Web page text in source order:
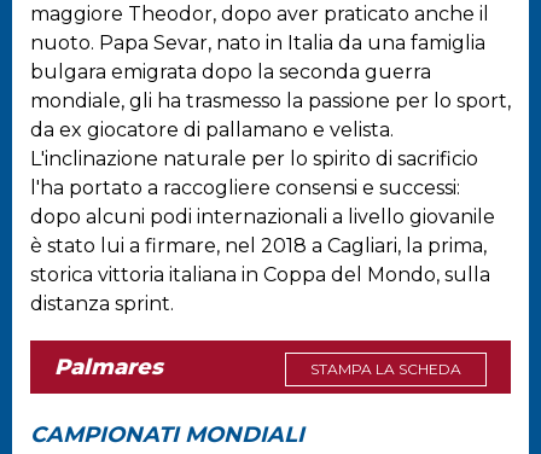
maggiore Theodor, dopo aver praticato anche il
nuoto. Papa Sevar, nato in Italia da una famiglia
bulgara emigrata dopo la seconda guerra
mondiale, gli ha trasmesso la passione per lo sport,
da ex giocatore di pallamano e velista.
L'inclinazione naturale per lo spirito di sacrificio
l'ha portato a raccogliere consensi e successi:
dopo alcuni podi internazionali a livello giovanile
è stato lui a firmare, nel 2018 a Cagliari, la prima,
storica vittoria italiana in Coppa del Mondo, sulla
distanza sprint.
Palmares STAMPA LA SCHEDA
CAMPIONATI MONDIALI